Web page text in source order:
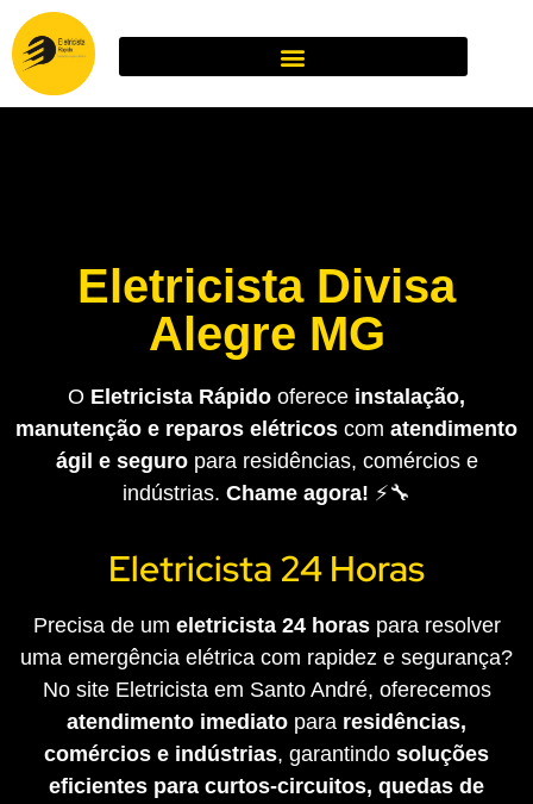
Eletricista Divisa
Alegre MG
O Eletricista Rápido oferece instalação,
manutenção e reparos elétricos com atendimento
ágil e seguropara residências, comércios e
indústrias. Chame agora! ⚡🔧
Eletricista 24 Horas
Precisa de um eletricista 24 horaspara resolver
uma emergência elétrica com rapidez e segurança?
No site Eletricista em Santo André, oferecemos
atendimento imediato para residências,
comércios e indústrias, garantindo soluções
eficientes para curtos-circuitos, quedas de